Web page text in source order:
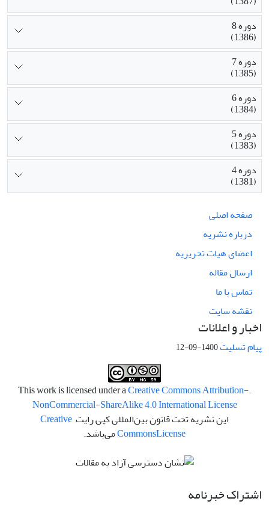
دوره 8
(1386)
دوره 7
(1385)
دوره 6
(1384)
دوره 5
(1383)
دوره 4
(1381)
صفحه اصلی
درباره نشریه
اعضای هیات تحریریه
ارسال مقاله
تماس با ما
نقشه سایت
اخبار و اعلانات
پیام تسلیت1400-09-12
.This work is licensed under a
Creative Commons Attribution-
NonCommercial-ShareAlike 4.0 International License
این نشریه تحت قانون بین‌المللی کپی رایت Creative
CommonsLicense می‌باشد.
اشتراک خبرنامه